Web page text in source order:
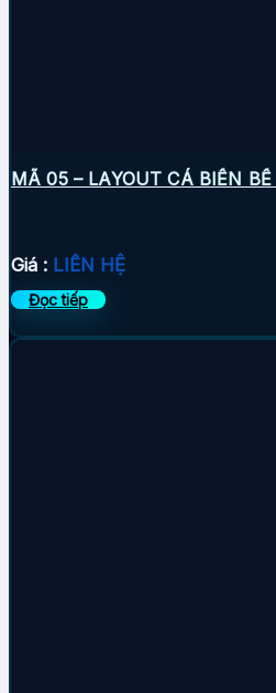
MÃ 05 – LAYOUT CÁ BIỂN
Giá : LIÊN HỆ
Đọc tiếp